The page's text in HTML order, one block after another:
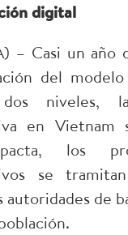
digital
– Casi un año
del
niveles,
en Vietnam
los
se
autoridades de